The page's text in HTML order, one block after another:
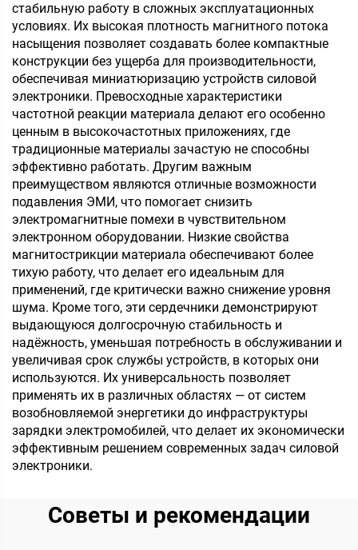
стабильную работу в сложных эксплуатационных
условиях. Их высокая плотность магнитного потока
насыщения позволяет создавать более компактные
конструкции без ущерба для производительности,
обеспечивая миниатюризацию устройств силовой
электроники. Превосходные характеристики
частотной реакции материала делают его особенно
ценным в высокочастотных приложениях, где
традиционные материалы зачастую не способны
эффективно работать. Другим важным
преимуществом являются отличные возможности
подавления ЭМИ, что помогает снизить
электромагнитные помехи в чувствительном
электронном оборудовании. Низкие свойства
магнитострикции материала обеспечивают более
тихую работу, что делает его идеальным для
применений, где критически важно снижение уровня
шума. Кроме того, эти сердечники демонстрируют
выдающуюся долгосрочную стабильность и
надёжность, уменьшая потребность в обслуживании и
увеличивая срок службы устройств, в которых они
используются. Их универсальность позволяет
применять их в различных областях — от систем
возобновляемой энергетики до инфраструктуры
зарядки электромобилей, что делает их экономически
эффективным решением современных задач силовой
электроники.
Советы и рекомендации